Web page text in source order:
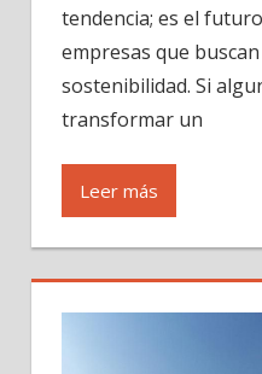
tendencia; es el
empresas que
sostenibilidad. Si
transformar un
Leer más